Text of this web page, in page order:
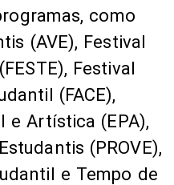
como
(AVE), Festival
Festival
(FACE),
e Artística (EPA),
(PROVE),
e Tempo de